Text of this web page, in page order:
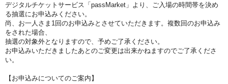
デジタルチケットサービス「passMarket」より、ご入場の時間帯を決め
る抽選にお申込みください。
尚、お一人さま1回のお申込みとさせていただきます。複数回のお申込み
をされた場合、
抽選の対象外となりますので、予めご了承ください。
お申込みいただきましたあとのご変更は出来かねますのでご了承くださ
い。
【お申込みについてのご案内】